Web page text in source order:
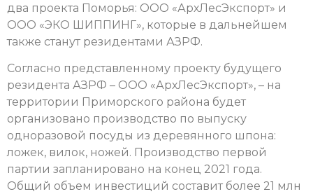
два проекта Поморья: ООО «АрхЛесЭкспорт» и
ООО «ЭКО ШИППИНГ», которые в дальнейшем
также станут резидентами АЗРФ.
Согласно представленному проекту будущего
резидента АЗРФ – ООО «АрхЛесЭкспорт», – на
территории Приморского района будет
организовано производство по выпуску
одноразовой посуды из деревянного шпона:
ложек, вилок, ножей. Производство первой
партии запланировано на конец 2021 года.
Общий объем инвестиций составит более 21 млн